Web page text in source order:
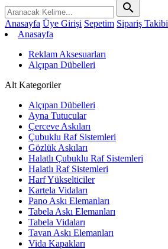
search
Anasayfa Üye Girişi Sepetim Sipariş Takibi
Anasayfa
Reklam Aksesuarları
Alçıpan Dübelleri
Alt Kategoriler
Alçıpan Dübelleri
Ayna Tutucular
Çerceve Askıları
Çubuklu Raf Sistemleri
Gözlük Askıları
Halatlı Çubuklu Raf Sistemleri
Halatlı Raf Sistemleri
Harf Yükselticiler
Kartela Vidaları
Pano Askı Elemanları
Tabela Askı Elemanları
Tabela Vidaları
Tavan Askı Elemanları
Vida Kapakları